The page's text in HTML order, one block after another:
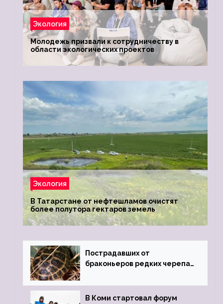
Экология
Молодежь призвали к сотрудничеству в
области экологических проектов
Экология
В Татарстане от нефтешламов очистят
более полутора гектаров земель
Пострадавших от
браконьеров редких черепах
зоопарк
В Коми стартовал форум